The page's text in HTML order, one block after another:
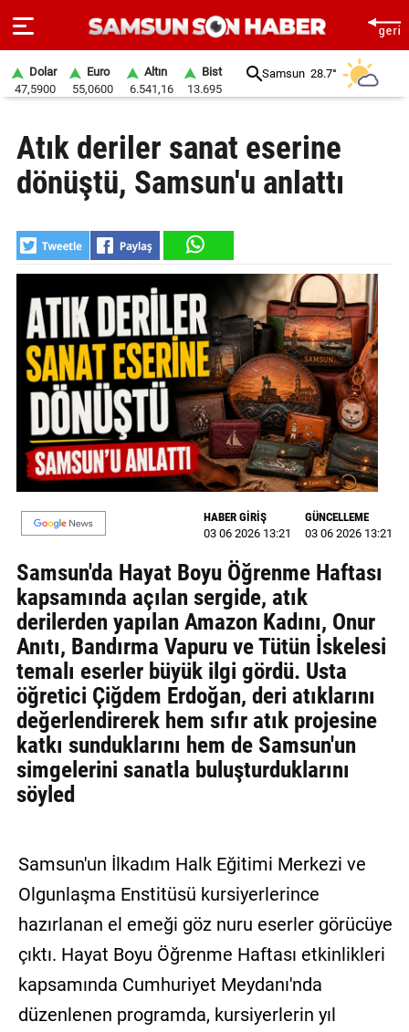
SAYFA
SAMSUN
SAMSUNSPOR
SİYASET
EKONOMİ
DÜNYA
MAGAZİN
GALERİ
VİDEO
YAZARLAR
BİZE
ULAŞIN
Künye
İletişim
Gizlilik
Politikası
Dolar
47,5900
Euro
55,0600
Altın
6.541,16
Bist
13.695
Samsun 28.7°
Atık deriler sanat eserine
dönüştü, Samsun'u anlattı
HABER GİRİŞ
03 06 2026 13:21
GÜNCELLEME
03 06 2026 13:21
Samsun'da Hayat Boyu Öğrenme Haftası
kapsamında açılan sergide, atık
derilerden yapılan Amazon Kadını, Onur
Anıtı, Bandırma Vapuru ve Tütün İskelesi
temalı eserler büyük ilgi gördü. Usta
öğretici Çiğdem Erdoğan, deri atıklarını
değerlendirerek hem sıfır atık projesine
katkı sunduklarını hem de Samsun'un
simgelerini sanatla buluşturduklarını
söyled
Samsun'un İlkadım Halk Eğitimi Merkezi ve
Olgunlaşma Enstitüsü kursiyerlerince
hazırlanan el emeği göz nuru eserler görücüye
çıktı. Hayat Boyu Öğrenme Haftası etkinlikleri
kapsamında Cumhuriyet Meydanı'nda
düzenlenen programda, kursiyerlerin yıl